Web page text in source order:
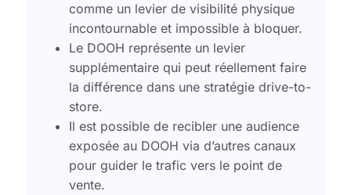
comme un levier de visibilité physique
incontournable et impossible à bloquer.
Le DOOH représente un levier
supplémentaire qui peut réellement faire
la différence dans une stratégie drive-to-
store.
Il est possible de recibler une audience
exposée au DOOH via d’autres canaux
pour guider le trafic vers le point de
vente.